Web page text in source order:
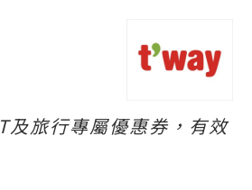
及旅行專屬優惠券，有效